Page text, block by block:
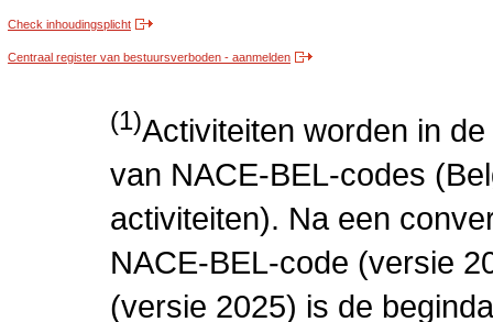
Check inhoudingsplicht
Centraal register van bestuursverboden - aanmelden
(1)Activiteiten worden in
van NACE-BEL-codes
activiteiten). Na een
NACE-BEL-code (versie
(versie 2025) is de